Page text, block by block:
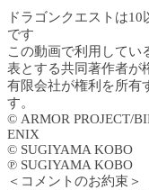
ドラゴンクエストは
です
この動画で利用してい
表とする共同著作者が
有限会社が権利を所有
す。
© ARMOR PROJECT/
ENIX
© SUGIYAMA KOBO
℗ SUGIYAMA KOBO
＜コメントのお約束＞